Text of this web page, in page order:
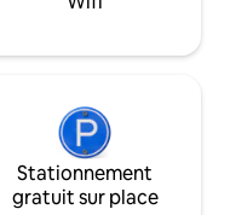
arrivée
Stationnement
gratuit sur place